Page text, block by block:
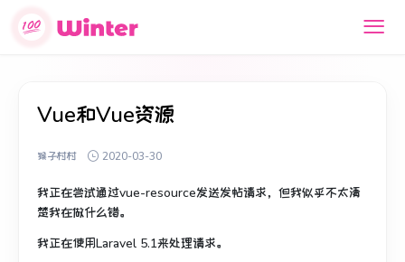
Vue和Vue资源
猴子村村 2020-03-30
我正在尝试通过vue-resource发送发帖请求，但我似乎不太清
楚我在做什么错。
我正在使用Laravel 5.1来处理请求。